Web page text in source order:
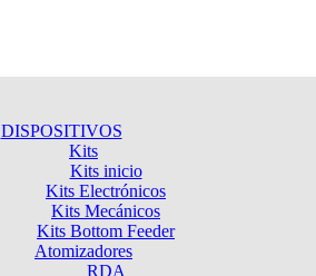
DISPOSITIVOS
Kits
Kits inicio
Kits Electrónicos
Kits Mecánicos
Kits Bottom Feeder
Atomizadores
RDA